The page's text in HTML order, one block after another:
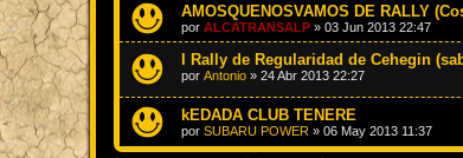
AMOSQUENOSVAMOS DE RALLY
por ALCATRANSALP » 03 Jun 2013 22:47
I Rally de Regularidad de Cehegin
por Antonio » 24 Abr 2013 22:27
kEDADA CLUB TENERE
por SUBARU POWER » 06 May 2013 11:37